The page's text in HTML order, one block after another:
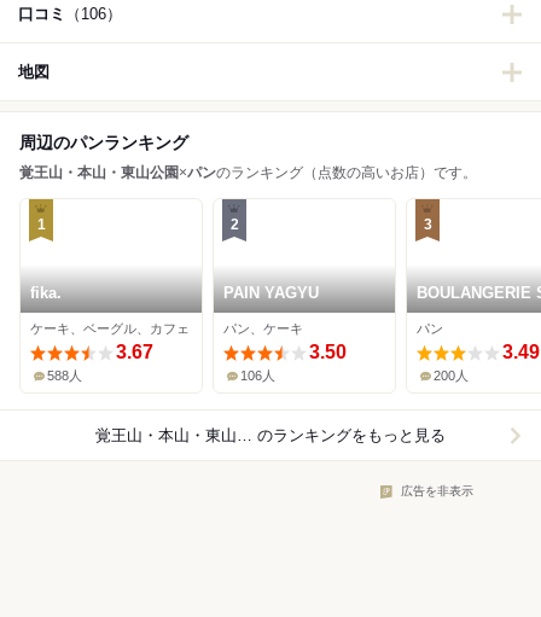
口コミ （106）
地図
周辺のパンランキング
覚王山・本山・東山公園×パンのランキング（点数の高いお店）です。
1
fika.
ケーキ、ベーグル、カフェ
3.67
588人
2
PAIN YAGYU
パン、ケーキ
3.50
106人
3
BOULANGERIE
パン
3.49
200人
覚王山・本山・東山公園×パン のランキングをもっと見る
広告を非表示